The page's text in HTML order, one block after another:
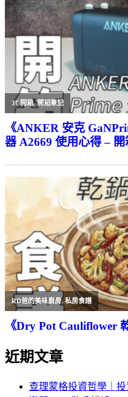
3C開箱,開箱筆記
《ANKER 安克
器 A2669 使用心得 – 開
RD爸的美味廚房,私房食譜
《Dry Pot Cauliflower
近期文章
查理蒙格投資哲學｜